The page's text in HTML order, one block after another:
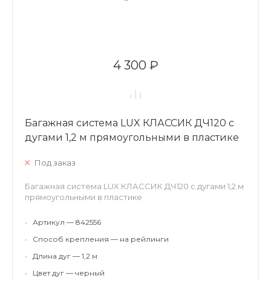
4 300 ₽
Багажная система LUX КЛАССИК ДЧ120 с
дугами 1,2 м прямоугольными в пластике
Под заказ
Багажная система LUX КЛАССИК ДЧ120 с дугами 1,2 м
прямоугольными в пластике
•
Артикул — 842556
•
Способ крепления — на рейлинги
•
Длина дуг — 1,2 м
•
Цвет дуг — черный